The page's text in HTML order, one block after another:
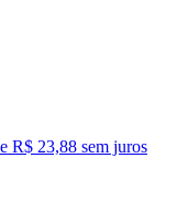
R$ 23,88 sem juros